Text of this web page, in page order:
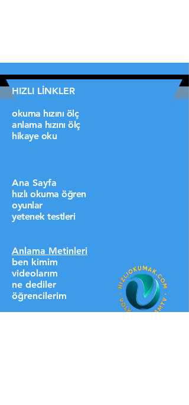
HIZLI LİNKLER
okuma hızını ölç
anlama hızını ölç
hikaye oku
Ana Sayfa
hızlı okuma öğren
oyunlar
yetenek testleri
Anlama Metinleri
ben kimim
videolarım
ne dediler
öğrencilerim